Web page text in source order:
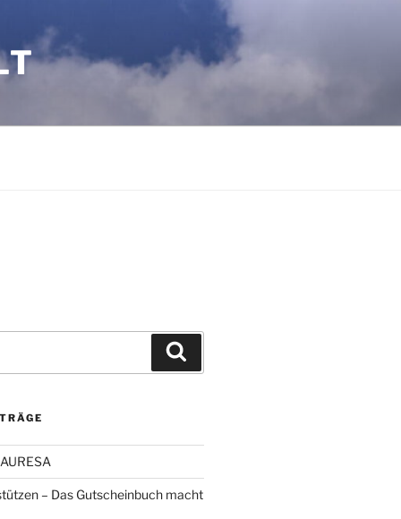
– Das Gutscheinbuch macht